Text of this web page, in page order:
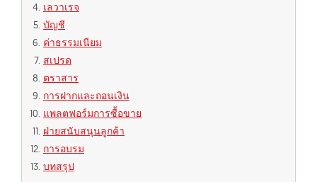
เลวาเรจ
บัญชี
ค่าธรรมเนียม
สเปรด
ตราสาร
การฝากและถอนเงิน
แพลตฟอร์มการซื้อขาย
ฝ่ายสนับสนุนลูกค้า
การอบรม
บทสรุป